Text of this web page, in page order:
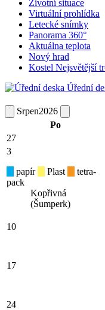
Životní situace
Virtuální prohlídka
Letecké snímky
Panorama 360°
Aktuálna teplota
Nový hrad
Kostel Nejsvětější
Úřední
Srpen2026
Po
27
3
papír
Plast
tetra-
pack
Kopřivná
(Šumperk)
10
17
24